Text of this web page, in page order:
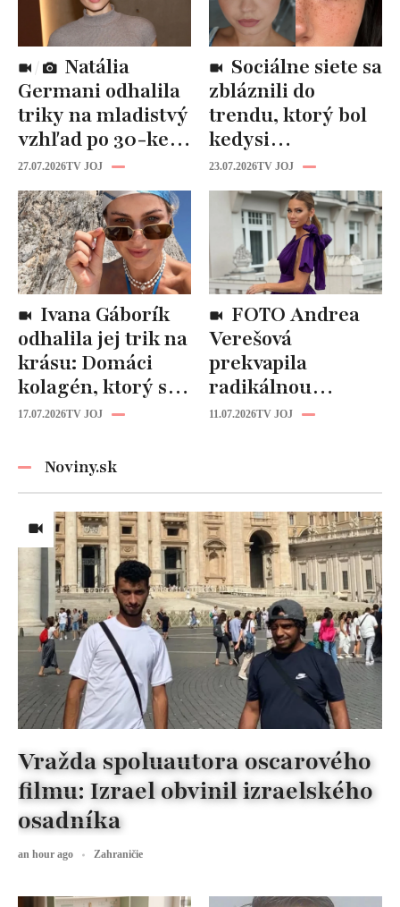
Germani odhalila
triky na mladistvý
vzhľad po 30-ke:
Fungujú lepšie
než drahá
kozmetika
27.07.2026TV JOJ
zbláznili do
trendu, ktorý bol
kedysi
katastrofou:
„Mušie nohy“ sú
späť!
23.07.2026TV JOJ
odhalila jej trik na
krásu: Domáci
kolagén, ktorý si
zvládnete
17.07.2026TV JOJ
Verešová
prekvapila
radikálnou
zmenou účesu: Je
11.07.2026TV JOJ
Noviny.sk
Vražda spoluautora oscarového
filmu: Izrael obvinil izraelského
osadníka
an hour ago Zahraničie